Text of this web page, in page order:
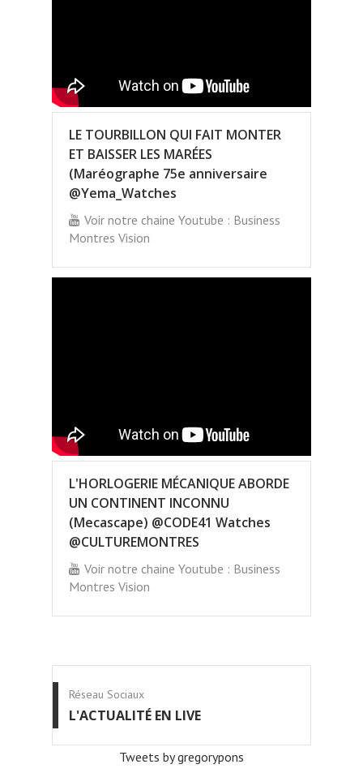
LE TOURBILLON QUI FAIT MONTER
ET BAISSER LES MARÉES
(Maréographe 75e anniversaire
@Yema_Watches
Voir notre chaine Youtube : Business
Montres Vision
L'HORLOGERIE MÉCANIQUE ABORDE
UN CONTINENT INCONNU
(Mecascape) @CODE41 Watches
@CULTUREMONTRES
Voir notre chaine Youtube : Business
Montres Vision
Réseau Sociaux
L'ACTUALITÉ EN LIVE
Tweets by gregorypons